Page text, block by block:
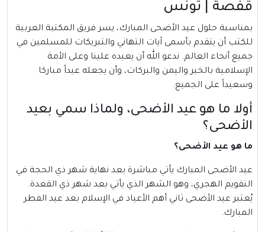
قفصة | تونس
بمناسبة حلول عيد الأضحى المبارك، يسر فريق المكتبة العربية
للكتب أن يتقدم بأسمى آيات التهاني والتبريكات للمسلمين في
جميع أنحاء العالم. ندعو الله أن يعيده علينا وعلى الأمة
الإسلامية بالخير واليمن والبركات، وأن يجعله عيداً مباركا
وسعيداً على الجميع.
أولا ما هو عيد الأضحى، ولماذا سمي بعيد
الأضحى؟
ما هو عيد الأضحى؟
عيد الأضحى المبارك يأتي مباشرة بعد نهاية شهر ذي الحجة في
التقويم الهجري، وهو الشهر الذي يأتي بعد شهر ذي القعدة.
يُعتبر عيد الأضحى ثاني أهم الأعياد في الإسلام بعد عيد الفطر
المبارك.